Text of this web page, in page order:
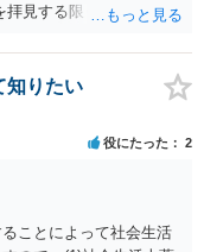
見する限りでは、その
宅の評価額の１/２の代
知りたい
役にたった 2
ことによって社会生活